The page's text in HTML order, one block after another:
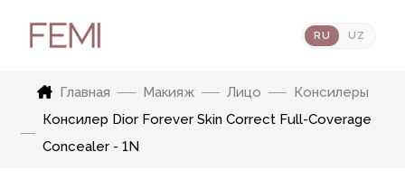
RU UZ
Главная Макияж Лицо
Консилеры
Консилер Dior Forever Skin Correct Full-Coverage
Concealer - 1N